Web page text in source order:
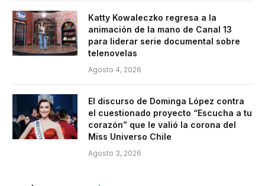
Katty Kowaleczko regresa a la
animación de la mano de Canal 13
para liderar serie documental sobre
telenovelas
Agosto 4, 2026
El discurso de Dominga López contra
el cuestionado proyecto “Escucha a tu
corazón” que le valió la corona del
Miss Universo Chile
Agosto 3, 2026